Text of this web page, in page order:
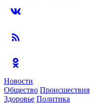
Новости
Общество Происшествия
Здоровье Политика